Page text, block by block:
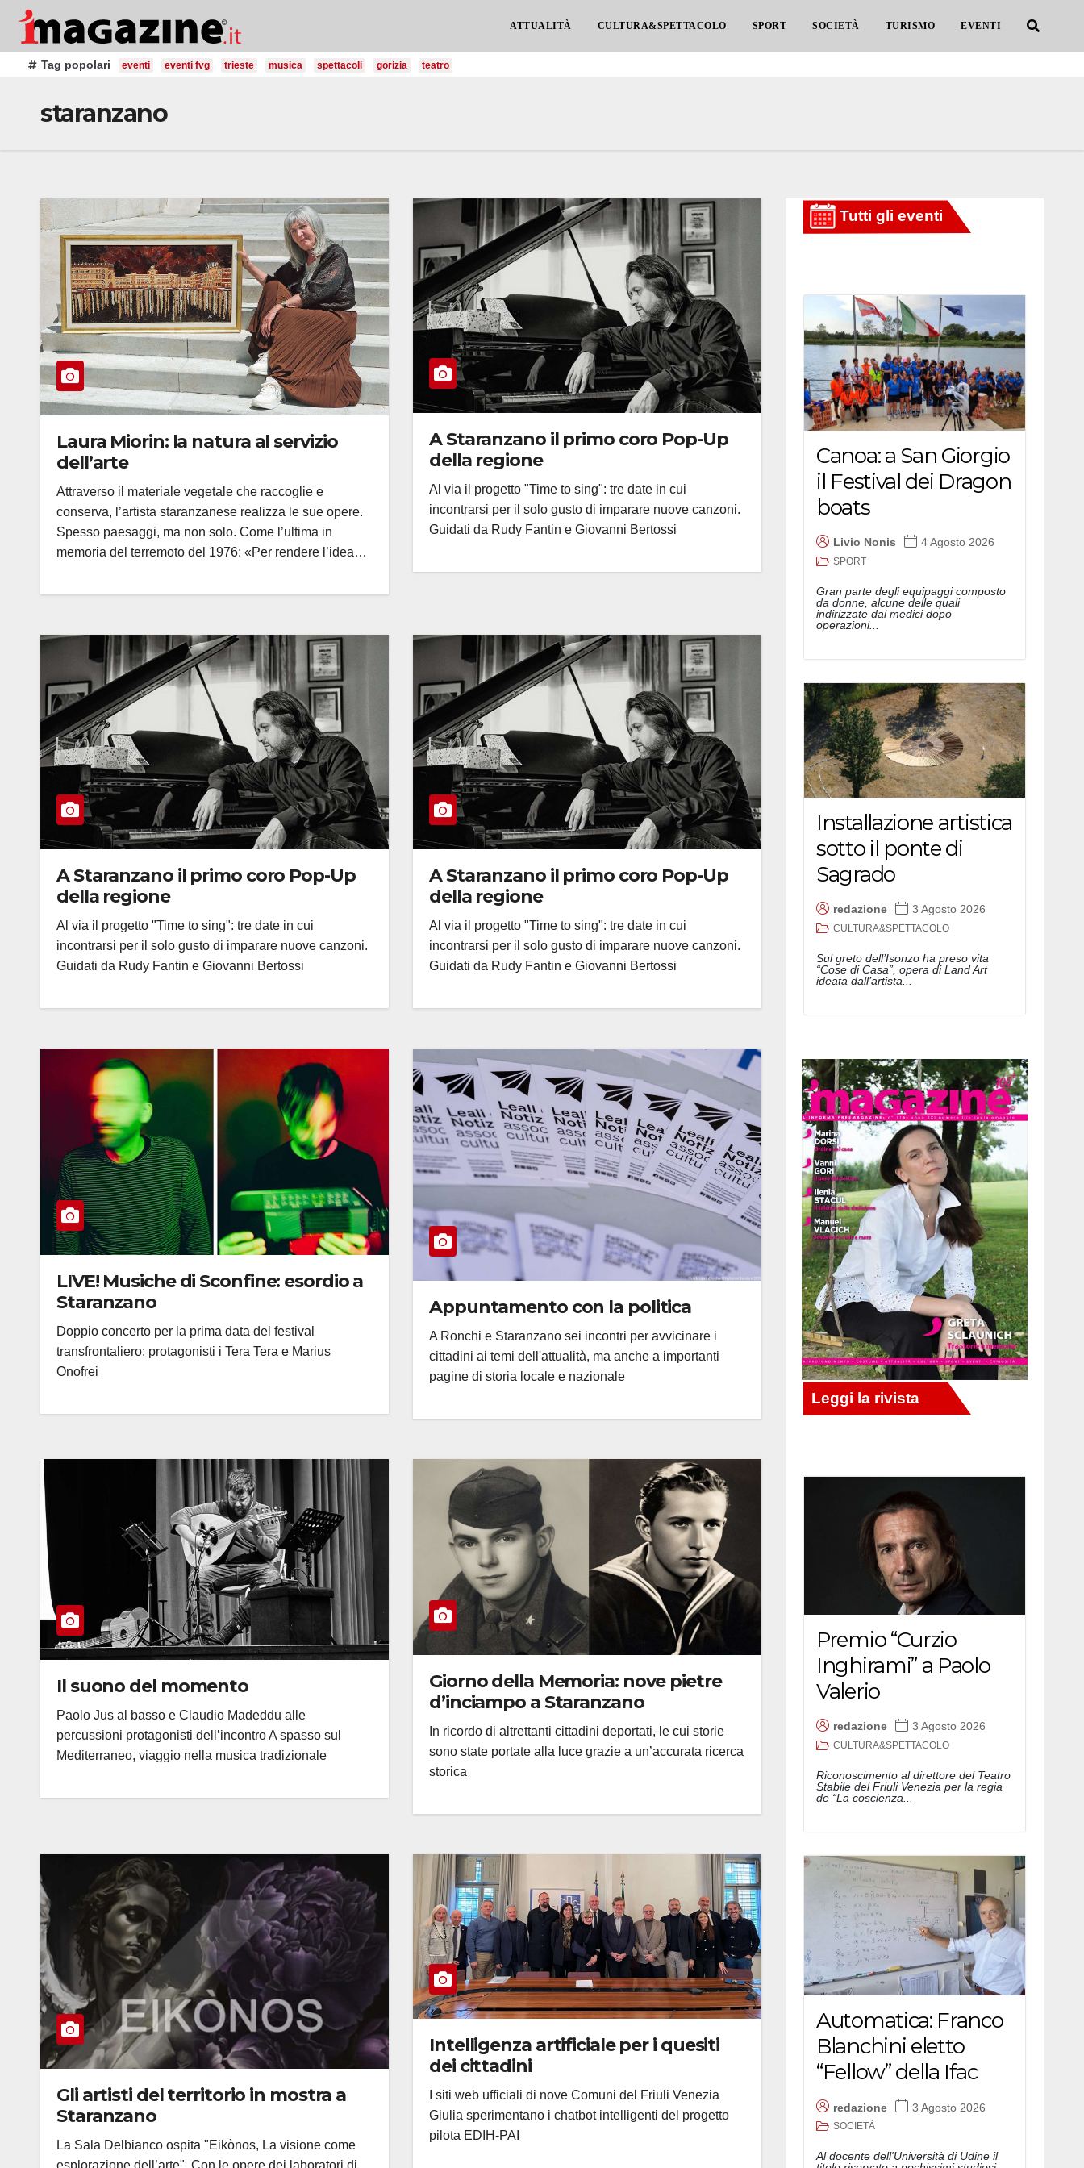
Salta
contenuto
ATTUALITÀ CULTURA&SPETTACOLO SPORT SOCIETÀ TURISMO EVENTI
Tag popolari eventi eventi fvg trieste musica spettacoli gorizia teatro
staranzano
Laura Miorin: la natura al servizio
dell’arte
Attraverso il materiale vegetale che raccoglie e
conserva, l’artista staranzanese realizza le sue opere.
Spesso paesaggi, ma non solo. Come l’ultima in
memoria del terremoto del 1976: «Per rendere l’idea…
A Staranzano il primo coro Pop-Up
della regione
Al via il progetto "Time to sing": tre date in cui
incontrarsi per il solo gusto di imparare nuove canzoni.
Guidati da Rudy Fantin e Giovanni Bertossi
A Staranzano il primo coro Pop-Up
della regione
Al via il progetto "Time to sing": tre date in cui
incontrarsi per il solo gusto di imparare nuove canzoni.
Guidati da Rudy Fantin e Giovanni Bertossi
A Staranzano il primo coro Pop-Up
della regione
Al via il progetto "Time to sing": tre date in cui
incontrarsi per il solo gusto di imparare nuove canzoni.
Guidati da Rudy Fantin e Giovanni Bertossi
LIVE! Musiche di Sconfine: esordio a
Staranzano
Doppio concerto per la prima data del festival
transfrontaliero: protagonisti i Tera Tera e Marius
Onofrei
Appuntamento con la politica
A Ronchi e Staranzano sei incontri per avvicinare i
cittadini ai temi dell'attualità, ma anche a importanti
pagine di storia locale e nazionale
Il suono del momento
Paolo Jus al basso e Claudio Madeddu alle
percussioni protagonisti dell’incontro A spasso sul
Mediterraneo, viaggio nella musica tradizionale
Giorno della Memoria: nove pietre
d’inciampo a Staranzano
In ricordo di altrettanti cittadini deportati, le cui storie
sono state portate alla luce grazie a un’accurata ricerca
storica
Gli artisti del territorio in mostra a
Staranzano
La Sala Delbianco ospita "Eikònos, La visione come
esplorazione dell’arte". Con le opere dei laboratori di
Intelligenza artificiale per i quesiti
dei cittadini
I siti web ufficiali di nove Comuni del Friuli Venezia
Giulia sperimentano i chatbot intelligenti del progetto
pilota EDIH-PAI
Canoa: a San Giorgio
il Festival dei Dragon
boats
Livio Nonis 4 Agosto 2026
SPORT
Gran parte degli equipaggi composto
da donne, alcune delle quali
indirizzate dai medici dopo
operazioni...
Installazione artistica
sotto il ponte di
Sagrado
redazione 3 Agosto 2026
CULTURA&SPETTACOLO
Sul greto dell’Isonzo ha preso vita
“Cose di Casa”, opera di Land Art
ideata dall’artista...
Premio “Curzio
Inghirami” a Paolo
Valerio
redazione 3 Agosto 2026
CULTURA&SPETTACOLO
Riconoscimento al direttore del Teatro
Stabile del Friuli Venezia per la regia
de “La coscienza...
Automatica: Franco
Blanchini eletto
“Fellow” della Ifac
redazione 3 Agosto 2026
SOCIETÀ
Al docente dell'Università di Udine il